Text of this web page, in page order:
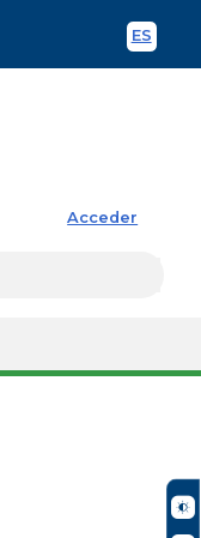
ES
Acceder